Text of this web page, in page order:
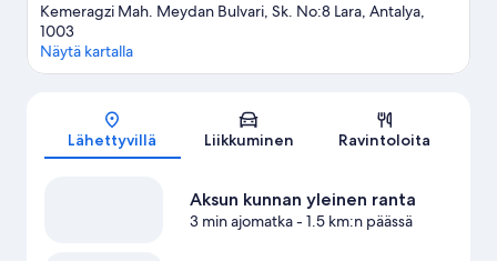
Kemeragzi Mah. Meydan Bulvari, Sk. No:8 Lara, Antalya,
1003
Näytä kartalla
Lähettyvillä Liikkuminen Ravintoloita
Aksun kunnan yleinen ranta
3 min ajomatka- 1.5 km:n päässä